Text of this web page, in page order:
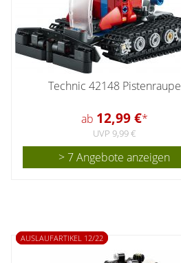
Technic 42148 Pistenraupe
ab 12,99 €*
UVP 9,99 €
> 7 Angebote anzeigen
AUSLAUFARTIKEL 12/22